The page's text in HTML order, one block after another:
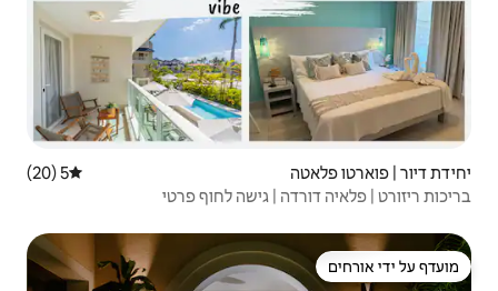
דירוג ממוצע של 5 מתוך 5, 20 ביקורות
גישה לחוף פרטי